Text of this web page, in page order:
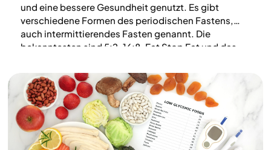
und eine bessere Gesundheit genutzt. Es gibt
verschiedene Formen des periodischen Fastens,
auch intermittierendes Fasten genannt. Die
bekanntesten sind 5:2, 16:8, Eat Stop Eat und das
helfen, eine klarere Mahlzeitenstruktur zu bekommen
und weniger Energie aufzunehmen. Die Methode ist
jedoch nicht für alle geeignet und kann für einige
auch Risiken und Einschränkungen mit sich bringen.
Das zu wissen ist wichtig.